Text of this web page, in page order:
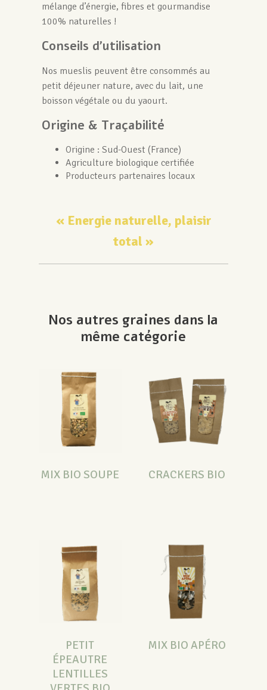
mélange d’énergie, fibres et gourmandise
100% naturelles !
Conseils d'utilisation
Nos mueslis peuvent être consommés au
petit déjeuner nature, avec du lait, une
boisson végétale ou du yaourt.
Origine & Traçabilité
Origine : Sud-Ouest (France)
Agriculture biologique certifiée
Producteurs partenaires locaux
« Energie naturelle, plaisir
total »
Nos autres graines dans la
même catégorie
MIX BIO SOUPE CRACKERS BIO
PETIT
ÉPEAUTRE
LENTILLES
MIX BIO APÉRO